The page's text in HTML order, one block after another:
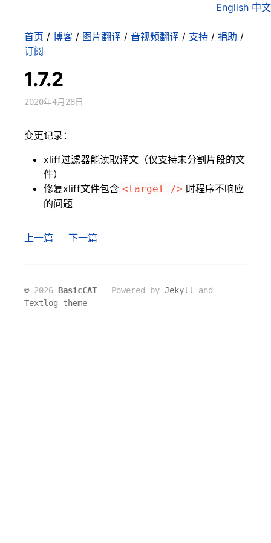
English 中文
首页 / 博客 / 图片翻译 / 音视频翻译 / 支持 / 捐助 /
订阅
1.7.2
2020年4月28日
变更记录：
xliff过滤器能读取译文（仅支持未分割片段的文
件）
修复xliff文件包含 <target /> 时程序不响应
的问题
上一篇 下一篇
©2026 BasicCAT ― Powered by Jekyll
and
Textlog theme